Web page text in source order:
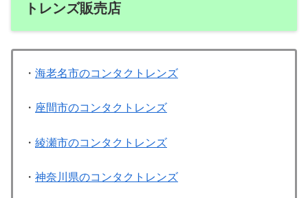
トレンズ販売店
・ 海老名市のコンタクトレンズ
・ 座間市のコンタクトレンズ
・ 綾瀬市のコンタクトレンズ
・ 神奈川県のコンタクトレンズ